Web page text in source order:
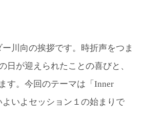
川向の挨拶です。時折声をつま
日が迎えられたことの喜びと、
す。今回のテーマは「Inner
よいよセッション１の始まりで